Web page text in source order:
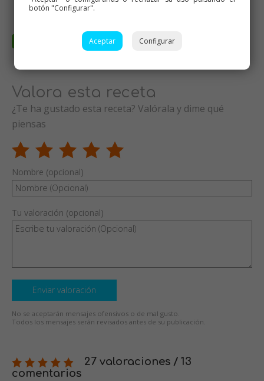
Valora esta receta
¿Te ha gustado esta receta? Valórala y dime qué
piensas
Nombre (opcional)
Tu valoración (opcional)
Enviar valoración
No se aceptarán mensajes ofensivos o de mal gusto.
Todos los mensajes serán revisados antes de su publicación.
27 valoraciones / 13
comentarios
botón "Configurar".
Aceptar Configurar